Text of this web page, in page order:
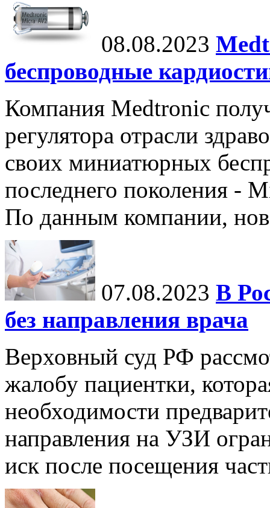
08.08.2023
беспроводные
Компания Medtronic
регулятора отрасли
своих миниатюрных
последнего поколения -
По данным компании,
07.08.2023 В
без направления врача
Верховный суд РФ
жалобу пациентки,
необходимости
направления на УЗИ
иск после посещения